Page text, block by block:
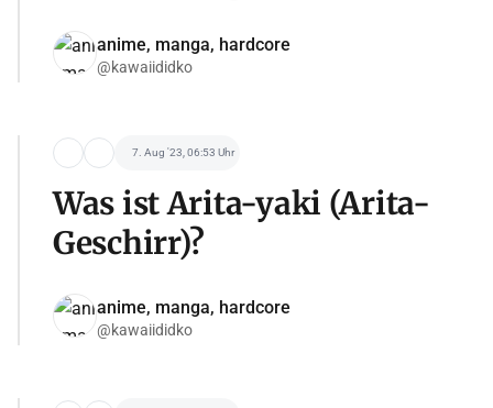
anime, manga, hardcore
@kawaiididko
7. Aug '23, 06:53 Uhr
Was ist Arita-yaki (Arita-
Geschirr)?
anime, manga, hardcore
@kawaiididko